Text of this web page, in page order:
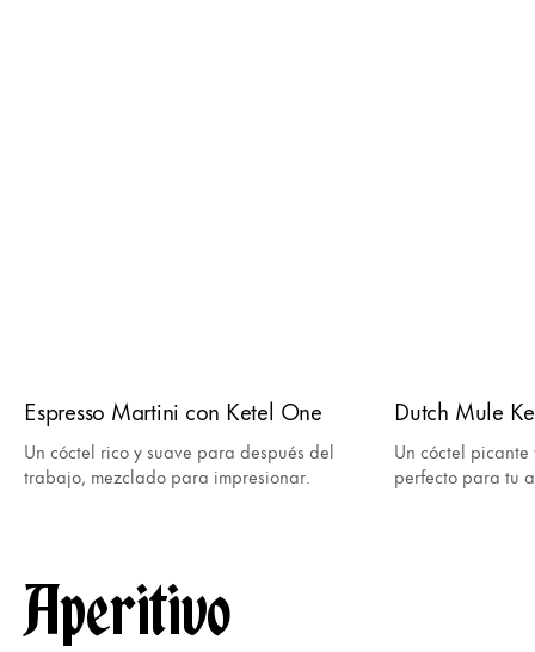
Espresso Martini con Ketel One
Un cóctel rico y suave para después del
trabajo, mezclado para impresionar.
Dutch Mule
Un cóctel
perfecto para tu
Aperitivo